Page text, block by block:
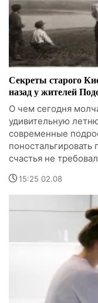
Секреты старого
назад у жителей
О чем сегодня
удивительную
современные
счастья не
15:25 02.08